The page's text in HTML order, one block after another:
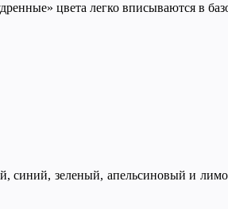
цвета легко вписываются в
синий, зеленый, апельсиновый и